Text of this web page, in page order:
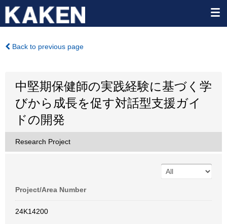
Back to previous page
中堅期保健師の実践経験に基づく学
びから成長を促す対話型支援ガイ
ドの開発
Research Project
Project/Area Number
24K14200